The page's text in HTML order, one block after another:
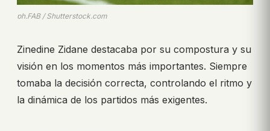
ph.FAB / Shutterstock.com
Zinedine Zidane destacaba por su compostura y su
visión en los momentos más importantes. Siempre
tomaba la decisión correcta, controlando el ritmo y
la dinámica de los partidos más exigentes.